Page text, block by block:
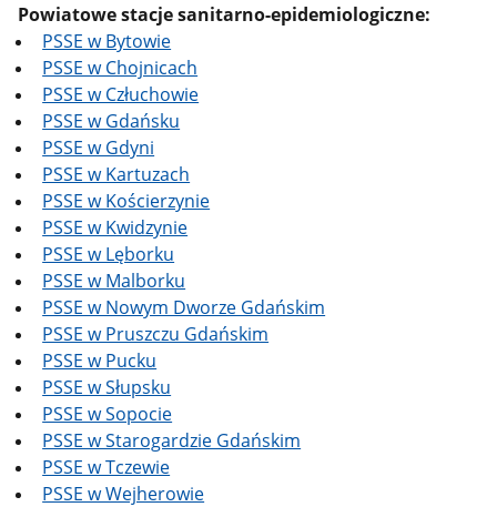
Powiatowe stacje sanitarno-epidemiologiczne:
PSSE w Bytowie
PSSE w Chojnicach
PSSE w Człuchowie
PSSE w Gdańsku
PSSE w Gdyni
PSSE w Kartuzach
PSSE w Kościerzynie
PSSE w Kwidzynie
PSSE w Lęborku
PSSE w Malborku
PSSE w Nowym Dworze Gdańskim
PSSE w Pruszczu Gdańskim
PSSE w Pucku
PSSE w Słupsku
PSSE w Sopocie
PSSE w Starogardzie Gdańskim
PSSE w Tczewie
PSSE w Wejherowie